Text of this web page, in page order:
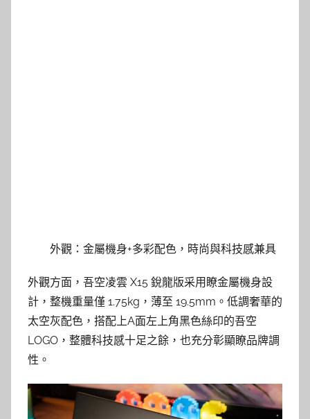
外觀：金屬機身+多彩配色，時尚與科技感兼具
外觀方面，吾空凌雲 X15 銳龍版采用瞭金屬機身設
計，整機重量僅 1.75kg，薄至 19.5mm。低調奢華的
太空灰配色，搭配上A面左上角黑色絲印的吾空
LOGO，整體科技感十足之餘，也充分彰顯瞭品牌調
性。